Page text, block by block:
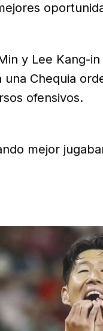
y Lee Kang-
una Chequia
ofensivos.
mejor